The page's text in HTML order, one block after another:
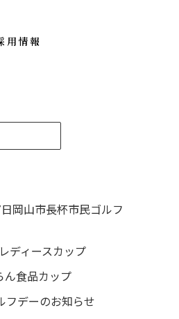
用情報
岡山市長杯市民ゴルフ
ディースカップ
食品カップ
デーのお知らせ